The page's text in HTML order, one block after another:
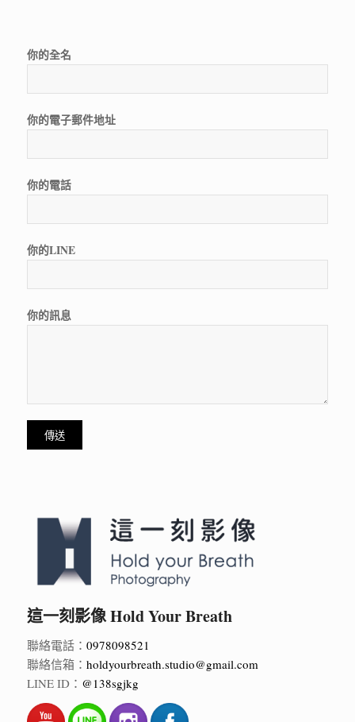
這一刻影像 Hold Your Breath
聯絡電話： 0978098521
聯絡信箱： holdyourbreath.studio@gmail.com
LINE ID： @138sgjkg
你的全名
你的電子郵件地址
你的電話
你的LINE
你的訊息